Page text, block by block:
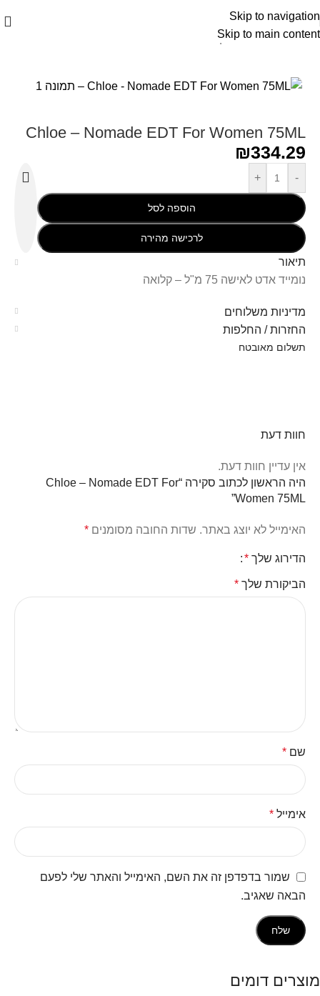
Skip to navigation
Skip to main content
עמוד הבית/Chloe - קלואי
Chloe – Nomade EDT For Women 75ML
₪334.29
-
+
הוספה לסל
לרכישה מהירה
תיאור
נומייד אדט לאישה 75 מ"ל – קלואה
מדיניות משלוחים
החזרות / החלפות
תשלום מאובטח
חוות דעת
אין עדיין חוות דעת.
היה הראשון לכתוב סקירה “Chloe – Nomade EDT For
Women 75ML”
האימייל לא יוצג באתר. שדות החובה מסומנים *
הדירוג שלך *
הביקורת שלך *
שם *
אימייל *
שמור בדפדפן זה את השם, האימייל והאתר שלי לפעם
הבאה שאגיב.
מוצרים דומים